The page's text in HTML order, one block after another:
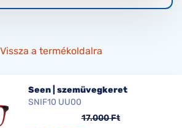
Vissza a termékoldalra
Seen | szemüvegkeret
SNIF10 UU00
17.000 Ft